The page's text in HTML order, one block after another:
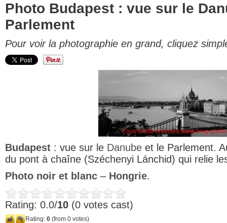
Photo Budapest : vue sur le
Parlement
Pour voir la photographie en grand, cliquez
Budapest : vue sur le Danube et le Parlement.
du pont à chaîne (Széchenyi Lánchid) qui relie
Photo noir et blanc – Hongrie.
Rating: 0.0/10 (0 votes cast)
Rating: 0 (from 0 votes)